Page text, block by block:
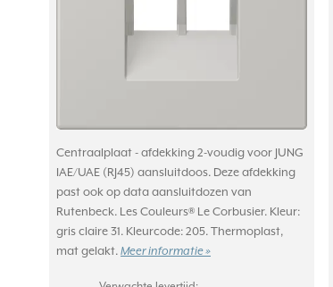
Centraalplaat - afdekking 2-voudig voor JUNG
IAE/UAE (RJ45) aansluitdoos. Deze afdekking
past ook op data aansluitdozen van
Rutenbeck. Les Couleurs® Le Corbusier. Kleur:
gris claire 31. Kleurcode: 205. Thermoplast,
mat gelakt. Meer informatie »